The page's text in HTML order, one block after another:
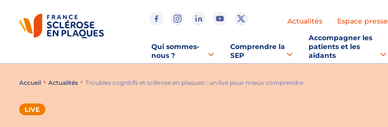
Actualités
Espace presse
Qui sommes-
nous ?
Comprendre la
SEP
Accompagner les
patients et les
aidants
Accueil Actualités Troubles cognitifs et sclérose en plaques : un live pour mieux comprendre
LIVE